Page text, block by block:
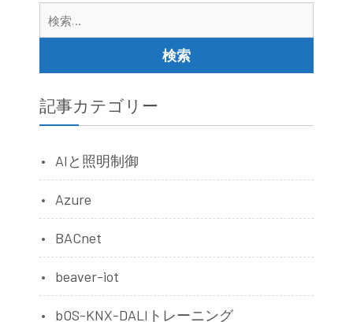
記事カテゴリー
AIと照明制御
Azure
BACnet
beaver-iot
bOS-KNX-DALIトレーニング